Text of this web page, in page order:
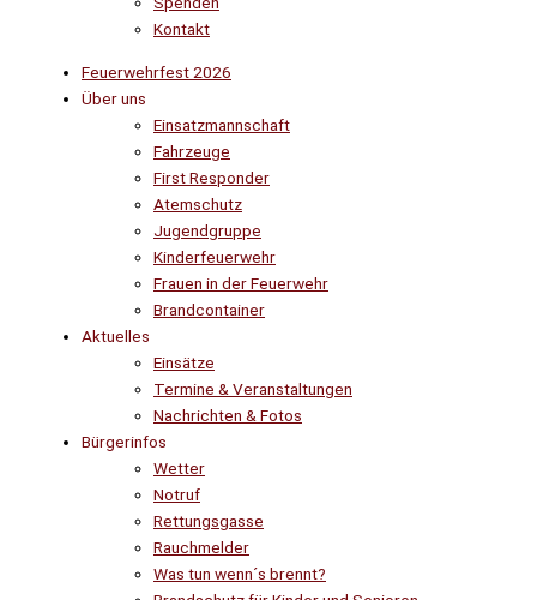
Kontakt
Feuerwehrfest 2026
Über uns
Einsatzmannschaft
Fahrzeuge
First Responder
Atemschutz
Jugendgruppe
Kinderfeuerwehr
Frauen in der Feuerwehr
Brandcontainer
Aktuelles
Einsätze
Termine & Veranstaltungen
Nachrichten & Fotos
Bürgerinfos
Wetter
Notruf
Rettungsgasse
Rauchmelder
Was tun wenn´s brennt?